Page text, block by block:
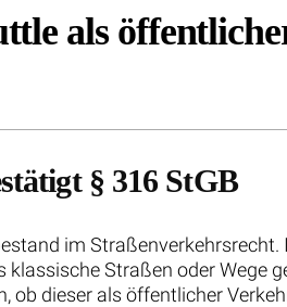
als
§ 316 StGB
im
Straßen oder Wege
ob dieser als öffentlicher